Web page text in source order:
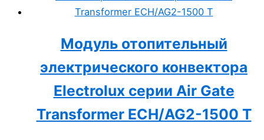
Модуль отопительный
электрического конвектора
Electrolux серии Air Gate
Transformer ECH/AG2-1500 T